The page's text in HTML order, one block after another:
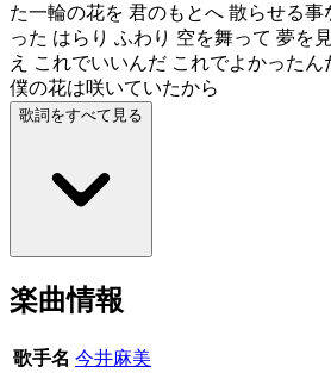
た一輪の花を 君のもとへ 散らせる
った はらり ふわり 空を舞って 夢を
え これでいいんだ これでよかった
僕の花は咲いていたから
歌詞をすべて見る
楽曲情報
歌手名 今井麻美